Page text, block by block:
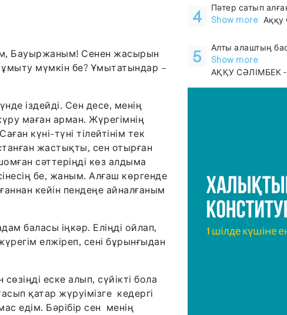
Бауыржаным! Сенен жасырын
мүмкін бе? Ұмытатындар –
іздейді. Сен десе, менің
маған арман. Жүрегімнің
күні-түні тілейтінім тек
жастықты, сен отырған
сәттеріңді көз алдыма
бе, жаным. Алғаш көргенде
кейін пендеңе айналғаным
баласы іңкәр. Еліңді ойлап,
елжіреп, сені бұрынғыдан
еске алып, сүйікті бола
қатар жүруімізге кедергі
едім. Бәрібір сен менің
4
Пәтер сатып
Show more Аққу
5
Алты алаштың
Show more
АҚҚУ СӘЛІМБЕК -